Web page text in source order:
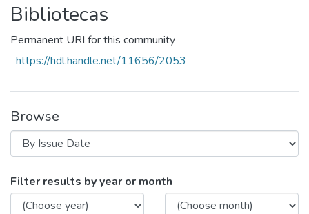
All of DSpace
Bibliotecas
Permanent URI for this community
https://hdl.handle.net/11656/2053
Browse
Browsing Bibliotecas by Issue Date
Filter results by year or month